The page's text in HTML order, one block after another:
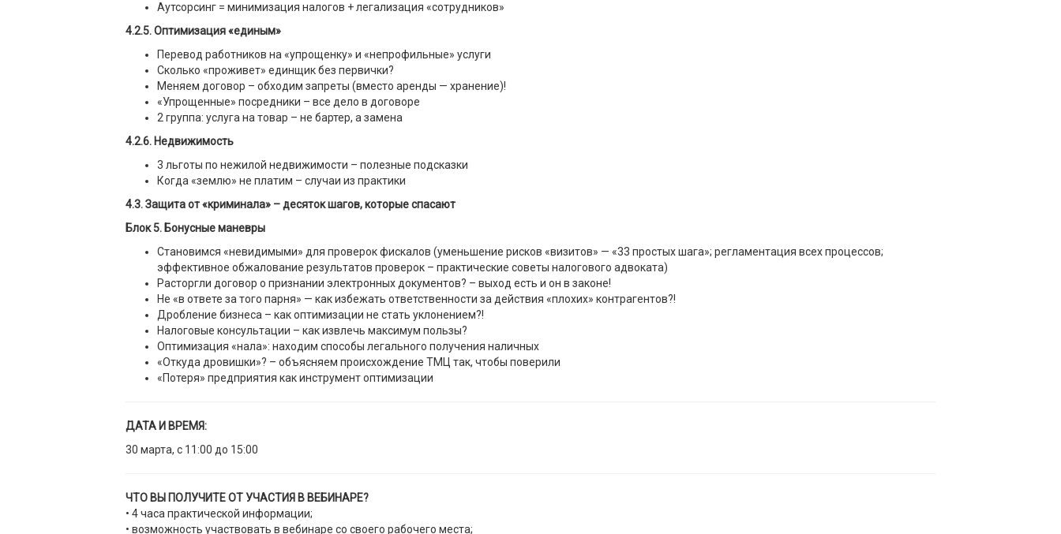
Аутсорсинг = минимизация налогов + легализация «сотрудников»
4.2.5. Оптимизация «единым»
Перевод работников на «упрощенку» и «непрофильные» услуги
Сколько «проживет» единщик без первички?
Меняем договор – обходим запреты (вместо аренды — хранение)!
«Упрощенные» посредники – все дело в договоре
2 группа: услуга на товар – не бартер, а замена
4.2.6. Недвижимость
3 льготы по нежилой недвижимости – полезные подсказки
Когда «землю» не платим – случаи из практики
4.3. Защита от «криминала» – десяток шагов, которые спасают
Блок 5. Бонусные маневры
Становимся «невидимыми» для проверок фискалов (уменьшение рисков «визитов» — «33 простых шага»; регламентация всех процессов;
эффективное обжалование результатов проверок – практические советы налогового адвоката)
Расторгли договор о признании электронных документов? – выход есть и он в законе!
Не «в ответе за того парня» — как избежать ответственности за действия «плохих» контрагентов?!
Дробление бизнеса – как оптимизации не стать уклонением?!
Налоговые консультации – как извлечь максимум пользы?
Оптимизация «нала»: находим способы легального получения наличных
«Откуда дровишки»? – объясняем происхождение ТМЦ так, чтобы поверили
«Потеря» предприятия как инструмент оптимизации
ДАТА И ВРЕМЯ:
30 марта, с 11:00 до 15:00
ЧТО ВЫ ПОЛУЧИТЕ ОТ УЧАСТИЯ В ВЕБИНАРЕ?
• 4 часа практической информации;
• возможность участвовать в вебинаре со своего рабочего места;